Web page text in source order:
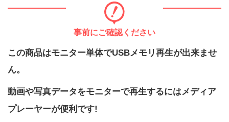
事前にご確認ください
この商品はモニター単体でUSBメモリ再生が出来ませ
ん。
動画や写真データをモニターで再生するにはメディア
プレーヤーが便利です!